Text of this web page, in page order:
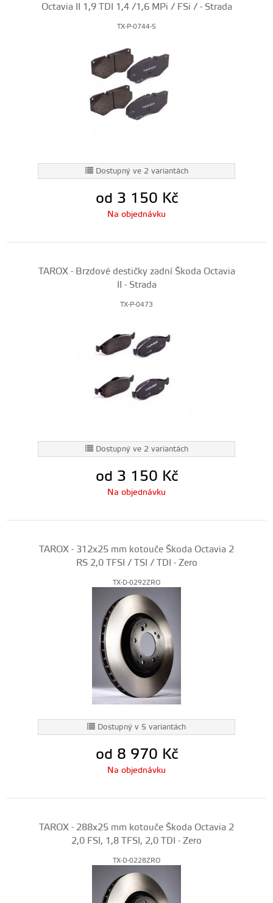
Octavia II 1,9 TDI 1,4 /1,6 MPi / FSi / - Strada
TX-P-0744-S
Dostupný ve 2 variantách
od 3 150 Kč
Na objednávku
TAROX - Brzdové destičky zadní Škoda Octavia
II - Strada
TX-P-0473
Dostupný ve 2 variantách
od 3 150 Kč
Na objednávku
TAROX - 312x25 mm kotouče Škoda Octavia 2
RS 2,0 TFSI / TSI / TDI - Zero
TX-D-0292ZRO
Dostupný v 5 variantách
od 8 970 Kč
Na objednávku
TAROX - 288x25 mm kotouče Škoda Octavia 2
2,0 FSI, 1,8 TFSI, 2,0 TDI - Zero
TX-D-0228ZRO